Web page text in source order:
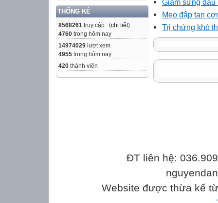
THỐNG KÊ
8568261 truy cập (chi tiết)
4760 trong hôm nay
14974029 lượt xem
4955 trong hôm nay
420 thành viên
Mẹo đập tan
Trị chứng khó
ĐT liên hệ:
Website được thừa kế